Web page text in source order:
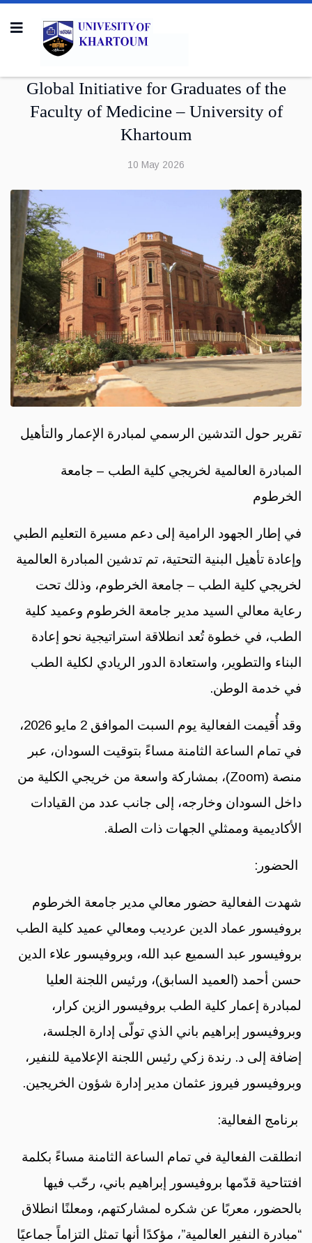
Global Initiative for Graduates of the
Faculty of Medicine – University of
Khartoum
10 May 2026
تقرير حول التدشين الرسمي لمبادرة الإعمار والتأهيل
المبادرة العالمية لخريجي كلية الطب – جامعة
الخرطوم
في إطار الجهود الرامية إلى دعم مسيرة التعليم الطبي
وإعادة تأهيل البنية التحتية، تم تدشين المبادرة العالمية
لخريجي كلية الطب – جامعة الخرطوم، وذلك تحت
رعاية معالي السيد مدير جامعة الخرطوم وعميد كلية
الطب، في خطوة تُعد انطلاقة استراتيجية نحو إعادة
البناء والتطوير، واستعادة الدور الريادي لكلية الطب
في خدمة الوطن.
وقد أُقيمت الفعالية يوم السبت الموافق 2 مايو 2026،
في تمام الساعة الثامنة مساءً بتوقيت السودان، عبر
منصة (Zoom)، بمشاركة واسعة من خريجي الكلية من
داخل السودان وخارجه، إلى جانب عدد من القيادات
الأكاديمية وممثلي الجهات ذات الصلة.
الحضور:
شهدت الفعالية حضور معالي مدير جامعة الخرطوم
بروفيسور عماد الدين عرديب ومعالي عميد كلية الطب
بروفيسور عبد السميع عبد الله، وبروفيسور علاء الدين
حسن أحمد (العميد السابق)، ورئيس اللجنة العليا
لمبادرة إعمار كلية الطب بروفيسور الزين كرار،
وبروفيسور إبراهيم باني الذي تولّى إدارة الجلسة،
إضافة إلى د. رندة زكي رئيس اللجنة الإعلامية للنفير،
وبروفيسور فيروز عثمان مدير إدارة شؤون الخريجين.
برنامج الفعالية:
انطلقت الفعالية في تمام الساعة الثامنة مساءً بكلمة
افتتاحية قدّمها بروفيسور إبراهيم باني، رحّب فيها
بالحضور، معربًا عن شكره لمشاركتهم، ومعلنًا انطلاق
“مبادرة النفير العالمية”، مؤكدًا أنها تمثل التزاماً جماعيًا